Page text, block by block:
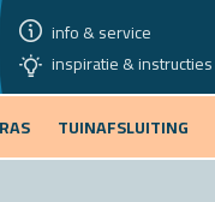
info & service
inspiratie & instructies
TUINAFSLUITING